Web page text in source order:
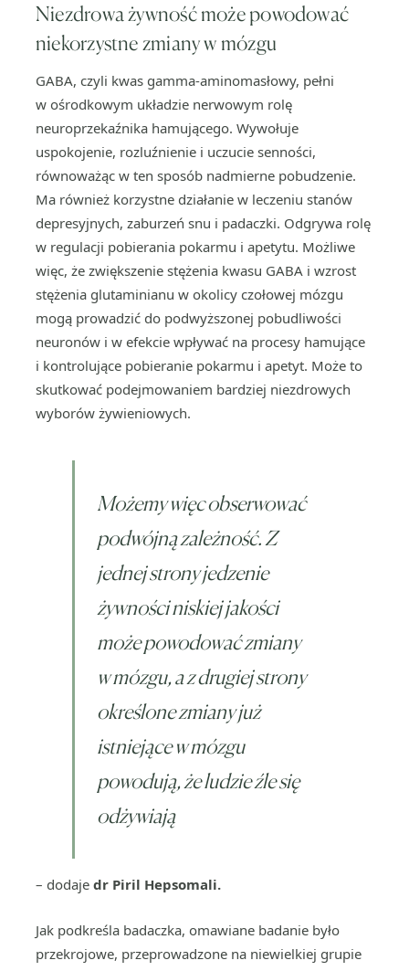
Niezdrowa żywność może powodować
niekorzystne zmiany w mózgu
GABA, czyli kwas gamma-aminomasłowy, pełni
w ośrodkowym układzie nerwowym rolę
neuroprzekaźnika hamującego. Wywołuje
uspokojenie, rozluźnienie i uczucie senności,
równoważąc w ten sposób nadmierne pobudzenie.
Ma również korzystne działanie w leczeniu stanów
depresyjnych, zaburzeń snu i padaczki. Odgrywa rolę
w regulacji pobierania pokarmu i apetytu. Możliwe
więc, że zwiększenie stężenia kwasu GABA i wzrost
stężenia glutaminianu w okolicy czołowej mózgu
mogą prowadzić do podwyższonej pobudliwości
neuronów i w efekcie wpływać na procesy hamujące
i kontrolujące pobieranie pokarmu i apetyt. Może to
skutkować podejmowaniem bardziej niezdrowych
wyborów żywieniowych.
Możemy więc obserwować
podwójną zależność. Z
jednej strony jedzenie
żywności niskiej jakości
może powodować zmiany
w mózgu, a z drugiej strony
określone zmiany już
istniejące w mózgu
powodują, że ludzie źle się
odżywiają
– dodaje dr Piril Hepsomali.
Jak podkreśla badaczka, omawiane badanie było
przekrojowe, przeprowadzone na niewielkiej grupie